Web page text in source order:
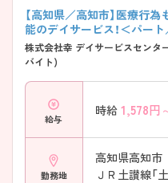
【高知県／高知市】医療行
能のデイサービス！＜パー
株式会社幸 デイサービスセンタ
バイト)
給与
時給 1,578円
勤務地
高知県高知市
ＪＲ土讃線「